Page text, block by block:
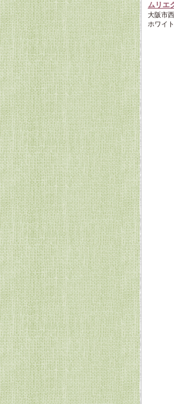
ムリエ
大阪市
ホワイ